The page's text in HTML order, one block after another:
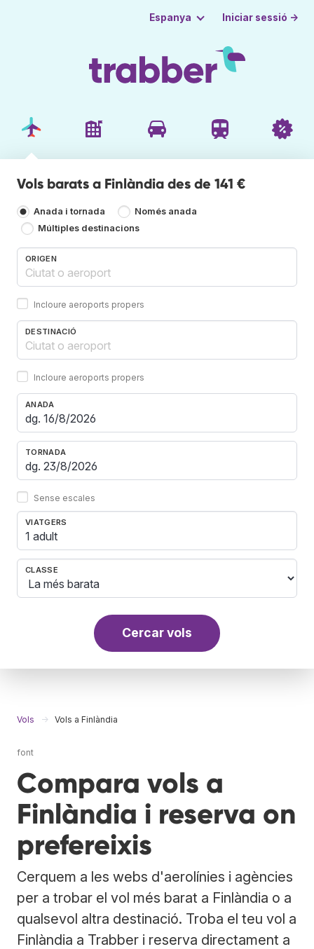
Espanya Iniciar sessió →
Vols barats a Finlàndia des de 141 €
Anada i tornada
Només anada
Múltiples destinacions
ORIGEN
Incloure aeroports propers
DESTINACIÓ
Incloure aeroports propers
ANADA
TORNADA
Sense escales
VIATGERS
1 adult
CLASSE
Cercar vols
Vols Vols a Finlàndia
font
Compara vols a
Finlàndia i reserva on
prefereixis
Cerquem a les webs d'aerolínies i agències
per a trobar el vol més barat a Finlàndia o a
qualsevol altra destinació. Troba el teu vol a
Finlàndia a Trabber i reserva directament a